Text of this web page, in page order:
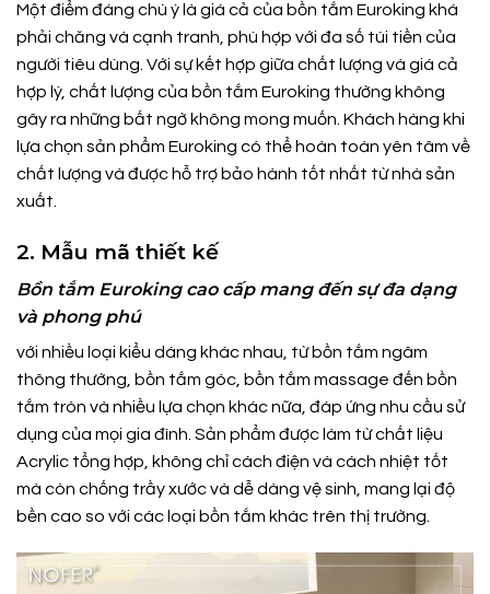
Một điểm đáng chú ý là giá cả của bồn tắm Euroking khá
phải chăng và cạnh tranh, phù hợp với đa số túi tiền của
người tiêu dùng. Với sự kết hợp giữa chất lượng và giá cả
hợp lý, chất lượng của bồn tắm Euroking thường không
gây ra những bất ngờ không mong muốn. Khách hàng khi
lựa chọn sản phẩm Euroking có thể hoàn toàn yên tâm về
chất lượng và được hỗ trợ bảo hành tốt nhất từ nhà sản
xuất.
2. Mẫu mã thiết kế
Bồn tắm Euroking cao cấp mang đến sự đa dạng
và phong phú
với nhiều loại kiểu dáng khác nhau, từ bồn tắm ngâm
thông thường, bồn tắm góc, bồn tắm massage đến bồn
tắm tròn và nhiều lựa chọn khác nữa, đáp ứng nhu cầu sử
dụng của mọi gia đình. Sản phẩm được làm từ chất liệu
Acrylic tổng hợp, không chỉ cách điện và cách nhiệt tốt
mà còn chống trầy xước và dễ dàng vệ sinh, mang lại độ
bền cao so với các loại bồn tắm khác trên thị trường.